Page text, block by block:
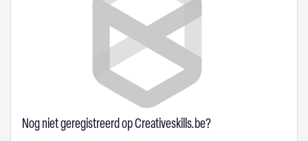
Nog niet geregistreerd op Creativeskills.be?